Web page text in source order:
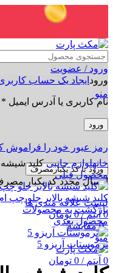
ورود / عضویت
ورود ایجاد یک حساب
نام کاربری یا آدرس ایمیل *
ورود
رمز عبور خود را فراموش
ورود با کد یکبارمصرف
ارسال مجدد کد یکبار
لیست علاقه مندی ها
0 آیتم /
0 تومان
0 مقایسه
منو
0 آیتم /
0 تومان
منو
برای بزرگنمایی کلیک کنید
خانهلوازم جانبیکلید شیشه
محصول قبلی
کلید شیشه بالابر جلو چپ ام وی ام 315
بازگشت به محصولات
محصول بعدی
ترموستات آریزو 5